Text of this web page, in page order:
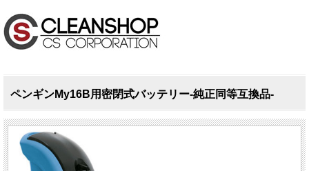
ペンギンMy16B用密閉式バッテリー-純正同等互換品-